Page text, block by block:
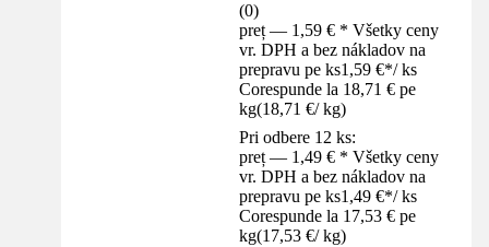
(0)
preț — 1,59 € * Všetky ceny
vr. DPH a bez nákladov na
prepravu pe ks1,59 €*/ ks
Corespunde la 18,71 € pe
kg(18,71 €/ kg)
Pri odbere 12 ks:
preț — 1,49 € * Všetky ceny
vr. DPH a bez nákladov na
prepravu pe ks1,49 €*/ ks
Corespunde la 17,53 € pe
kg(17,53 €/ kg)